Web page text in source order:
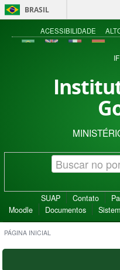
BRASIL
ACESSIBILIDADE
SUAP Contato
Moodle
Documentos
PÁGINA INICIAL